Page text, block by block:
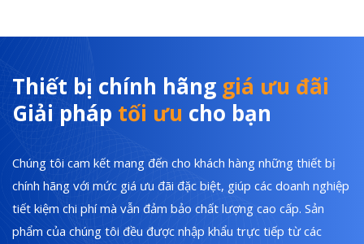
Thiết bị chính hãng giá ưu đãi
Giải pháp tối ưu cho bạn
Chúng tôi cam kết mang đến cho khách hàng những thiết bị
chính hãng với mức giá ưu đãi đặc biệt, giúp các doanh nghiệp
tiết kiệm chi phí mà vẫn đảm bảo chất lượng cao cấp. Sản
phẩm của chúng tôi đều được nhập khẩu trực tiếp từ các